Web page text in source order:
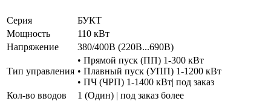
Серия
БУКТ
Мощность
110 кВт
Напряжение
380/400В (220В...690В)
Тип управления
• Прямой пуск (ПП) 1-300 кВт
• Плавный пуск (УПП) 1-1200 кВт
• ПЧ (ЧРП) 1-1400 кВт| под заказ
Кол-во вводов
1 (Один) | под заказ более